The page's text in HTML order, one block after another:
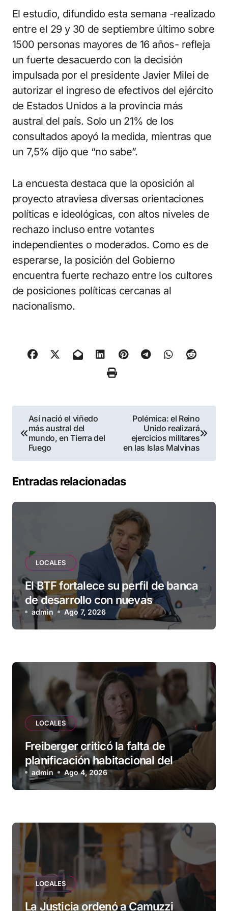
El estudio, difundido esta semana -realizado
entre el 29 y 30 de septiembre último sobre
1500 personas mayores de 16 años- refleja
un fuerte desacuerdo con la decisión
impulsada por el presidente Javier Milei de
autorizar el ingreso de efectivos del ejército
de Estados Unidos a la provincia más
austral del país. Solo un 21% de los
consultados apoyó la medida, mientras que
un 7,5% dijo que “no sabe”.
La encuesta destaca que la oposición al
proyecto atraviesa diversas orientaciones
políticas e ideológicas, con altos niveles de
rechazo incluso entre votantes
independientes o moderados. Como es de
esperarse, la posición del Gobierno
encuentra fuerte rechazo entre los cultores
de posiciones políticas cercanas al
nacionalismo.
Navegación
de
entradas
Así nació el viñedo
más austral del
mundo, en Tierra del
Fuego
Polémica: el Reino
Unido realizará
ejercicios militares
en las Islas Malvinas
Entradas relacionadas
LOCALES
El BTF fortalece su perfil de banca
de desarrollo con nuevas
herramientas para familias y
empresas
admin Ago 7, 2026
LOCALES
Freiberger criticó la falta de
planificación habitacional del
Municipio: “Vuoto deja afuera a
vecinos que llevan más de 20 años
admin Ago 4, 2026
LOCALES
La Justicia ordenó a Camuzzi